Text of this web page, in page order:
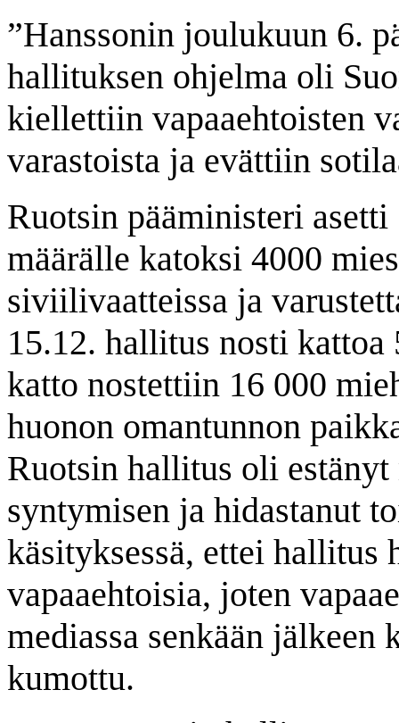
”Hanssonin joulukuun 6.
hallituksen ohjelma oli
kiellettiin vapaaehtoisten
varastoista ja evättiin
Ruotsin pääministeri asetti
määrälle katoksi 4000
siviilivaatteissa ja
15.12. hallitus nosti kattoa
katto nostettiin 16 000
huonon omantunnon
Ruotsin hallitus oli
syntymisen ja hidastanut
käsityksessä, ettei hallitus
vapaaehtoisia, joten
mediassa senkään
kumottu.